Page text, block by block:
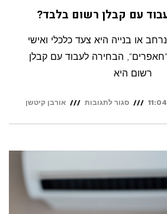
עם קבלן רשום בלבד?
או בנייה היא צעד כלכלי ואישי
הבחירה לעבוד עם קבלן
רשום היא
11:04 סגור לתגובות על
עם
קבלן
אורבן קיטשן